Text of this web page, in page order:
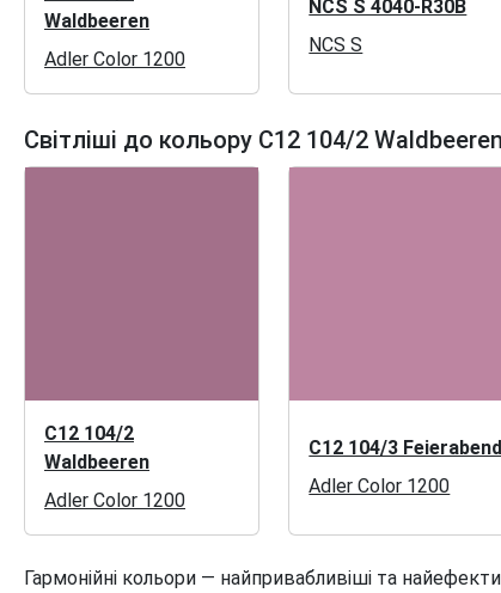
Waldbeeren
Adler Color 1200
NCS S 4040-R30B
NCS S
Світліші до кольору C12 104/2 Waldbeeren
C12 104/2
Waldbeeren
Adler Color 1200
C12 104/3 Feierabend
Adler Color 1200
Гармонійні кольори — найпривабливіші та